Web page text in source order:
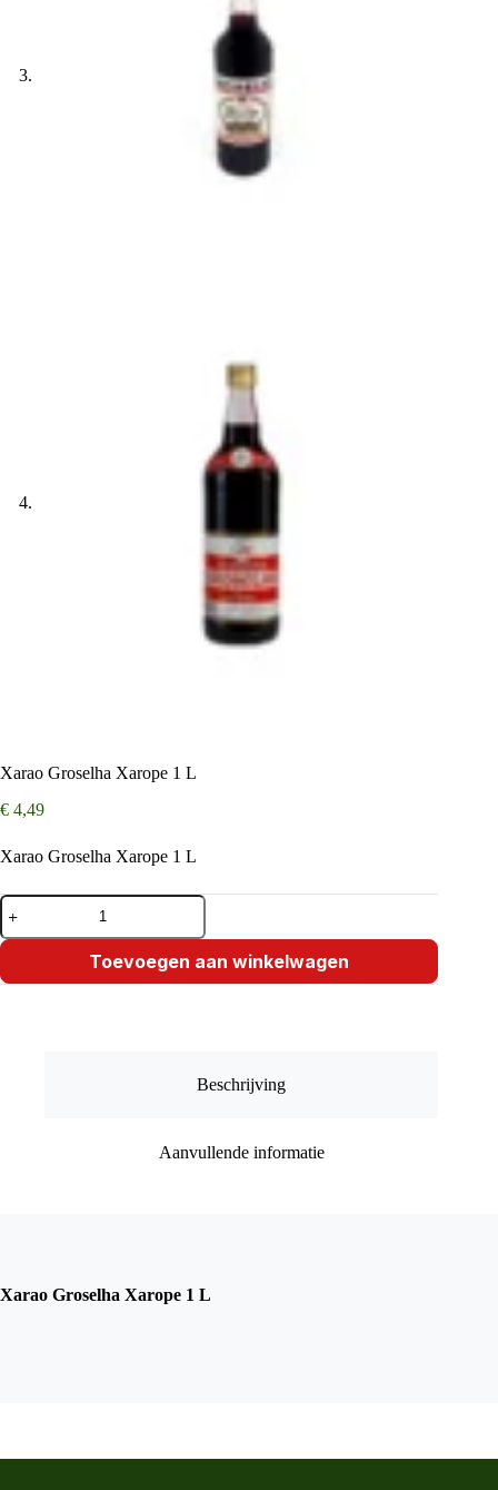
Xarao Groselha Xarope 1 L
€ 4,49
Xarao Groselha Xarope 1 L
Xarao
Groselha
Xarope
L
Toevoegen aan winkelwagen
Beschrijving
Aanvullende informatie
Xarao Groselha Xarope 1 L